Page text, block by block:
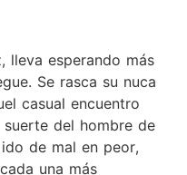
lleva esperando más
Se rasca su nuca
casual encuentro
del hombre de
de mal en peor,
una más